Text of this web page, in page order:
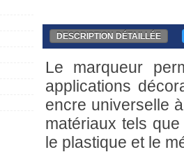
DESCRIPTION DÉTAILLÉE
Le marqueur
applications
encre universelle
matériaux tels
le plastique et le